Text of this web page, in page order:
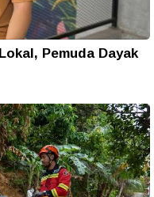
Pemuda Dayak